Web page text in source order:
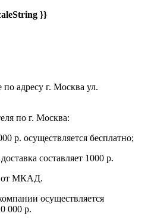
}}
адресу г. Москва ул.
по г. Москва:
р. осуществляется бесплатно;
составляет 1000 р.
от МКАД.
осуществляется
000 р.